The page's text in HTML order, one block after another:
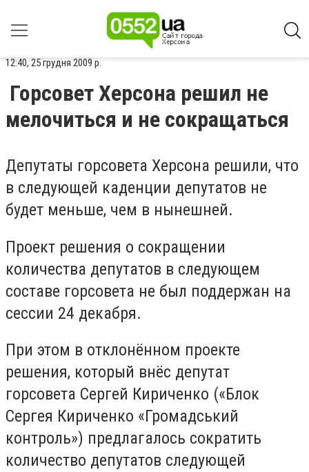
12:40, 25 грудня 2009 р.
Горсовет Херсона решил не
мелочиться и не сокращаться
Депутаты горсовета Херсона решили, что
в следующей каденции депутатов не
будет меньше, чем в нынешней.
Проект решения о сокращении
количества депутатов в следующем
составе горсовета не был поддержан на
сессии 24 декабря.
При этом в отклонённом проекте
решения, который внёс депутат
горсовета Сергей Кириченко («Блок
Сергея Кириченко «Громадський
контроль») предлагалось сократить
количество депутатов следующей